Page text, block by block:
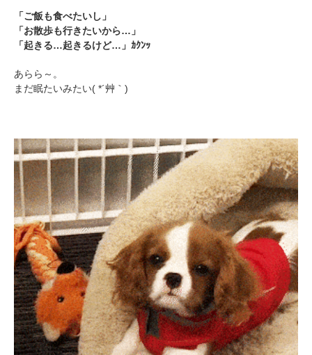
「ご飯も食べたいし」
「お散歩も行きたいから…」
「起きる…起きるけど…」ｶｸﾝｯ
あらら～。
まだ眠たいみたい( *´艸｀)